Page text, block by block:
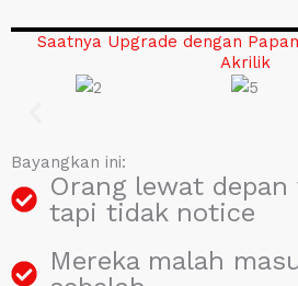
Saatnya Upgrade dengan
Akrilik
Bayangkan ini:
Orang lewat
tapi tidak notice
Mereka malah